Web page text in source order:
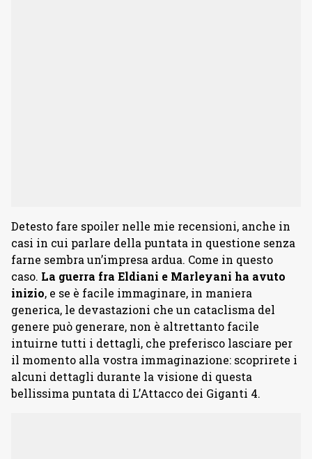
Detesto fare spoiler nelle mie recensioni, anche in
casi in cui parlare della puntata in questione senza
farne sembra un’impresa ardua. Come in questo
caso. La guerra fra Eldiani e Marleyani ha avuto
inizio, e se è facile immaginare, in maniera
generica, le devastazioni che un cataclisma del
genere può generare, non è altrettanto facile
intuirne tutti i dettagli, che preferisco lasciare per
il momento alla vostra immaginazione: scoprirete i
alcuni dettagli durante la visione di questa
bellissima puntata di L’Attacco dei Giganti 4.